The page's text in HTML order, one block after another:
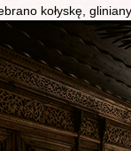
kołyskę,